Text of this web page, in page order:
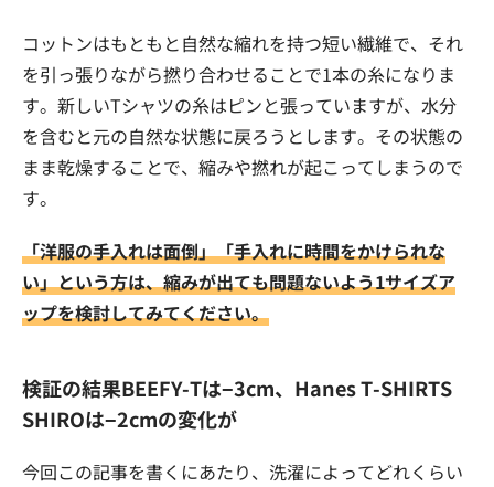
コットンはもともと自然な縮れを持つ短い繊維で、それ
を引っ張りながら撚り合わせることで1本の糸になりま
す。新しいTシャツの糸はピンと張っていますが、水分
を含むと元の自然な状態に戻ろうとします。その状態の
まま乾燥することで、縮みや撚れが起こってしまうので
す。
「洋服の手入れは面倒」「手入れに時間をかけられな
い」という方は、縮みが出ても問題ないよう1サイズア
ップを検討してみてください。
検証の結果BEEFY-Tは−3cm、Hanes T-SHIRTS
SHIROは−2cmの変化が
今回この記事を書くにあたり、洗濯によってどれくらい